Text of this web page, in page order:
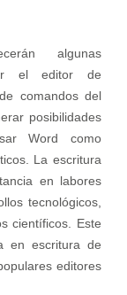
algunas
el editor de
comandos del
posibilidades
Word como
La escritura
en labores
tecnológicos,
científicos. Este
en escritura de
editores